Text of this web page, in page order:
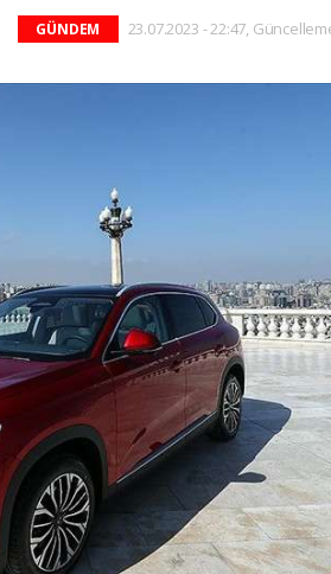
GÜNDEM 23.07.2023 - 22:47,